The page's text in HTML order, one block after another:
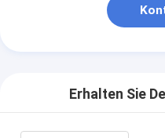
Erhalten Sie